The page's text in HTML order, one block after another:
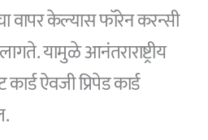
वापर केल्यास फॉरेन करन्सी
यामुळे आनंतराराष्ट्रीय
ऐवजी प्रिपेड कार्ड